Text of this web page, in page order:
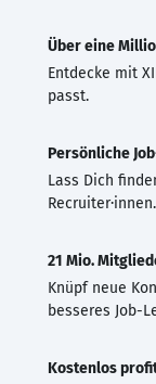
Über eine
Entdecke mit
passt.
Persönliche
Lass Dich
Recruiter·innen.
21 Mio.
Knüpf neue
besseres Job-
Kostenlos